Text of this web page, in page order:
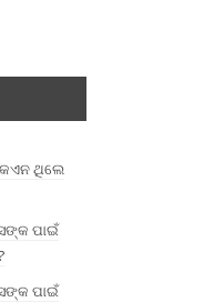
କଏନ ଥିଲେ
ପାଇଁ
ପାଇଁ